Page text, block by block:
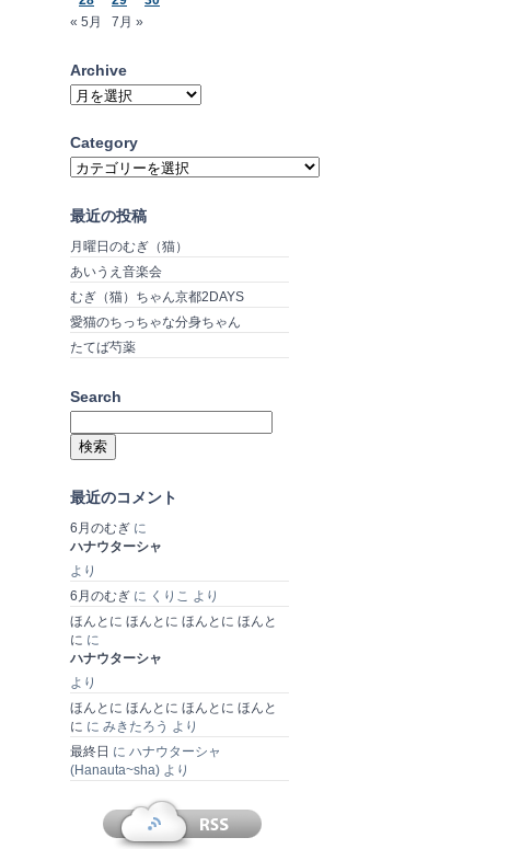
« 5月
7月 »
Archive
Archive
Category
Category
最近の投稿
月曜日のむぎ（猫）
あいうえ音楽会
むぎ（猫）ちゃん京都2DAYS
愛猫のちっちゃな分身ちゃん
たてば芍薬
Search
索:
最近のコメント
6月のむぎ に
ハナウターシャ
より
6月のむぎ に くりこ より
ほんとに ほんとに ほんとに ほんと
に に
ハナウターシャ
より
ほんとに ほんとに ほんとに ほんと
に に みきたろう より
最終日 に ハナウターシャ
(Hanauta~sha) より